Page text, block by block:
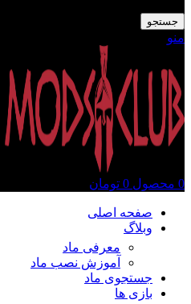
جستجو
منو
0 محصول 0 تومان
صفحه اصلی
وبلاگ
معرفی ماد
آموزش نصب ماد
جستجوی ماد
بازی ها